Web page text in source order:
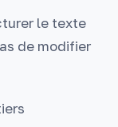
le texte
de modifier